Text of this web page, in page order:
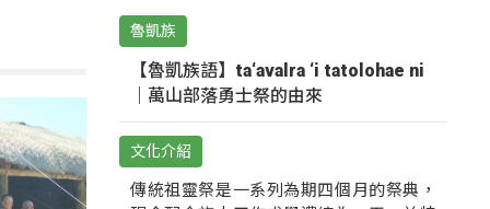
魯凱族
【魯凱族語】ta‘avalra ‘i tatolohae ni
｜萬山部落勇士祭的由來
文化介紹
傳統祖靈祭是一系列為期四個月的祭典，